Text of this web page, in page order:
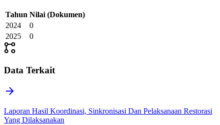
Tahun Nilai (Dokumen)
2024
0
2025
0
linked_services
Data Terkait
arrow_forward
Laporan Hasil Koordinasi, Sinkronisasi Dan Pelaksanaan Restorasi
Yang Dilaksanakan